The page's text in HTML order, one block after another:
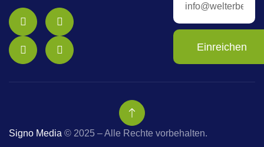
Einreichen
Signo Media © 2025 – Alle Rechte vorbehalten.